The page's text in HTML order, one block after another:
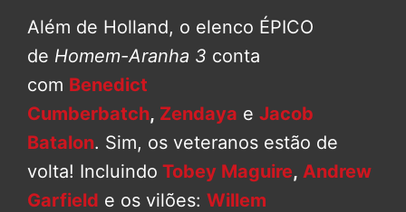
Além de Holland, o elenco ÉPICO
de Homem-Aranha 3 conta
com Benedict
Cumberbatch, Zendaya e Jacob
Batalon. Sim, os veteranos estão de
volta! Incluindo Tobey Maguire, Andrew
Garfield e os vilões: Willem